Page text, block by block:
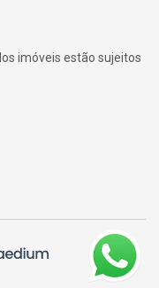
imóveis estão sujeitos